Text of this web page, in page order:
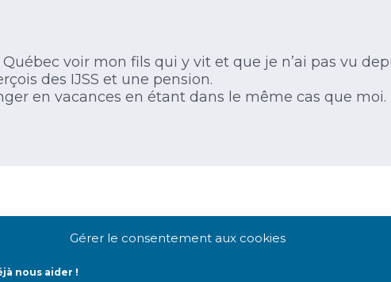
Gérer le consentement aux cookies
nous aider !
voir mon fils qui y vit et que je n’ai pas vu
des IJSS et une pension.
en vacances en étant dans le même cas que